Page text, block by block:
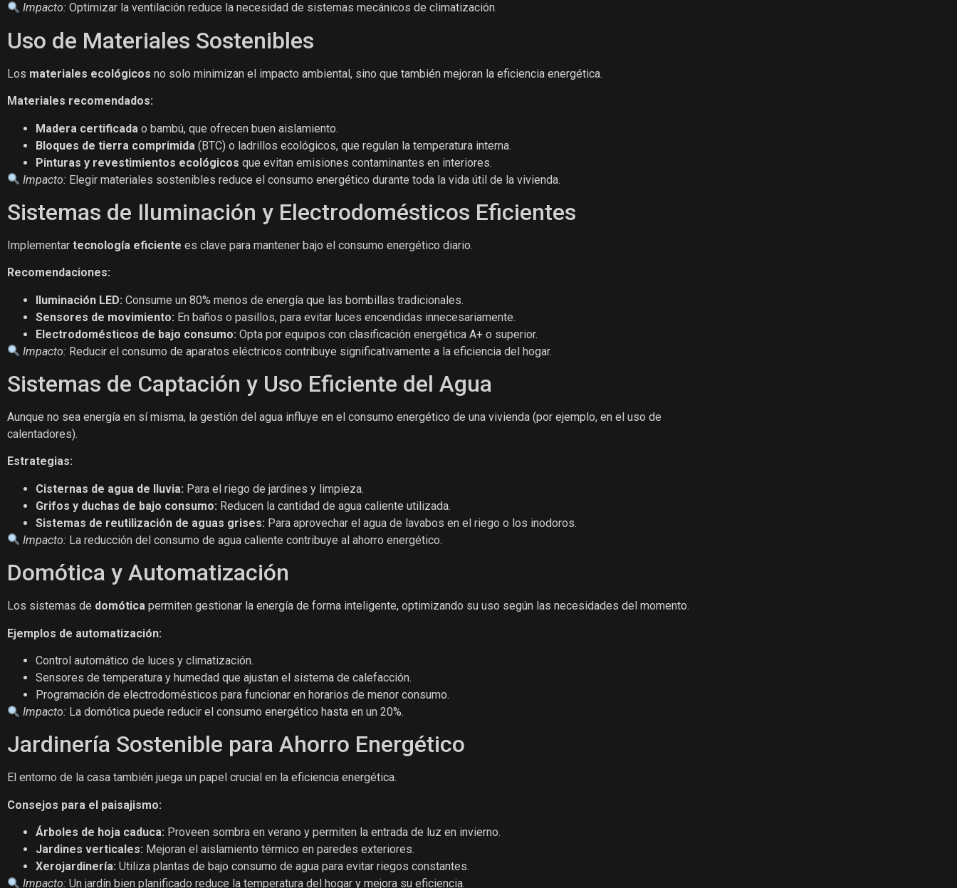
Impacto: Optimizar la ventilación reduce la necesidad de sistemas mecánicos de climatización.
Uso de Materiales Sostenibles
Los materiales ecológicos no solo minimizan el impacto ambiental, sino que también mejoran la eficiencia energética.
Materiales recomendados:
Madera certificada o bambú, que ofrecen buen aislamiento.
Bloques de tierra comprimida (BTC) o ladrillos ecológicos, que regulan la temperatura interna.
Pinturas y revestimientos ecológicos que evitan emisiones contaminantes en interiores.
Impacto: Elegir materiales sostenibles reduce el consumo energético durante toda la vida útil de la vivienda.
Sistemas de Iluminación y Electrodomésticos Eficientes
Implementar tecnología eficiente es clave para mantener bajo el consumo energético diario.
Recomendaciones:
Iluminación LED: Consume un 80% menos de energía que las bombillas tradicionales.
Sensores de movimiento: En baños o pasillos, para evitar luces encendidas innecesariamente.
Electrodomésticos de bajo consumo: Opta por equipos con clasificación energética A+ o superior.
Impacto: Reducir el consumo de aparatos eléctricos contribuye significativamente a la eficiencia del hogar.
Sistemas de Captación y Uso Eficiente del Agua
Aunque no sea energía en sí misma, la gestión del agua influye en el consumo energético de una vivienda (por ejemplo, en el uso de
calentadores).
Estrategias:
Cisternas de agua de lluvia: Para el riego de jardines y limpieza.
Grifos y duchas de bajo consumo: Reducen la cantidad de agua caliente utilizada.
Sistemas de reutilización de aguas grises: Para aprovechar el agua de lavabos en el riego o los inodoros.
Impacto: La reducción del consumo de agua caliente contribuye al ahorro energético.
Domótica y Automatización
Los sistemas de domótica permiten gestionar la energía de forma inteligente, optimizando su uso según las necesidades del momento.
Ejemplos de automatización:
Control automático de luces y climatización.
Sensores de temperatura y humedad que ajustan el sistema de calefacción.
Programación de electrodomésticos para funcionar en horarios de menor consumo.
Impacto: La domótica puede reducir el consumo energético hasta en un 20%.
Jardinería Sostenible para Ahorro Energético
El entorno de la casa también juega un papel crucial en la eficiencia energética.
Consejos para el paisajismo:
Árboles de hoja caduca: Proveen sombra en verano y permiten la entrada de luz en invierno.
Jardines verticales: Mejoran el aislamiento térmico en paredes exteriores.
Xerojardinería: Utiliza plantas de bajo consumo de agua para evitar riegos constantes.
Impacto: Un jardín bien planificado reduce la temperatura del hogar y mejora su eficiencia.